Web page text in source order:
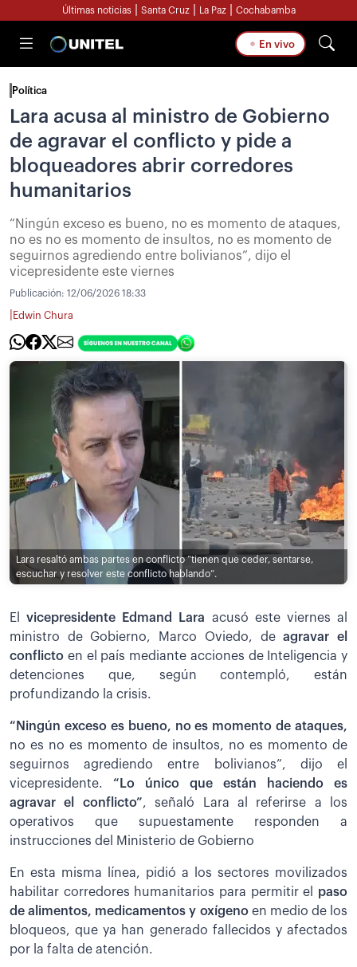
Últimas noticias Santa Cruz La Paz Cochabamba
En vivo
Política
Lara acusa al ministro de Gobierno
de agravar el conflicto y pide a
bloqueadores abrir corredores
humanitarios
“Ningún exceso es bueno, no es momento de ataques,
no es no es momento de insultos, no es momento de
seguirnos agrediendo entre bolivianos”, dijo el
vicepresidente este viernes
Publicación: 12/06/2026 18:33
Edwin Chura
Lara resaltó ambas partes en conflicto “tienen que ceder, sentarse,
escuchar y resolver este conflicto hablando”.
Elvicepresidente Edmand Lara acusó este viernes al
ministro de Gobierno, Marco Oviedo, deagravar el
conflicto en el país mediante acciones de Inteligencia y
detenciones que, según contempló, están
profundizando la crisis.
“Ningún exceso es bueno, no es momento de ataques,
no es no es momento de insultos, no es momento de
seguirnos agrediendo entre bolivianos”, dijo el
vicepresidente. “Lo único que están haciendo es
agravar el conflicto”, señaló Lara al referirse a los
operativos que supuestamente responden a
instrucciones del Ministerio de Gobierno
En esta misma línea, pidió a los sectores movilizados
habilitar corredores humanitarios para permitir el paso
de alimentos, medicamentos y oxígenoen medio de los
bloqueos, que ya han generado fallecidos y afectados
por la falta de atención.